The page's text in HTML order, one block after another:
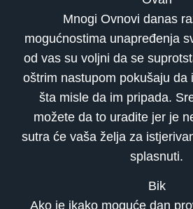
Mnogi Ovnovi danas
mogućnostima unapređenja
od vas su voljni da se
oštrim nastupom pokušaju da
šta misle da im pripada.
možete da to uradite jer je
sutra će vaša želja za
splasnuti.
Bik
Ako je ikako moguće dan